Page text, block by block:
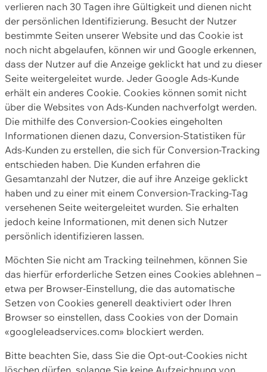
verlieren nach 30 Tagen ihre Gültigkeit und dienen nicht
der persönlichen Identifizierung. Besucht der Nutzer
bestimmte Seiten unserer Website und das Cookie ist
noch nicht abgelaufen, können wir und Google erkennen,
dass der Nutzer auf die Anzeige geklickt hat und zu dieser
Seite weitergeleitet wurde. Jeder Google Ads-Kunde
erhält ein anderes Cookie. Cookies können somit nicht
über die Websites von Ads-Kunden nachverfolgt werden.
Die mithilfe des Conversion-Cookies eingeholten
Informationen dienen dazu, Conversion-Statistiken für
Ads-Kunden zu erstellen, die sich für Conversion-Tracking
entschieden haben. Die Kunden erfahren die
Gesamtanzahl der Nutzer, die auf ihre Anzeige geklickt
haben und zu einer mit einem Conversion-Tracking-Tag
versehenen Seite weitergeleitet wurden. Sie erhalten
jedoch keine Informationen, mit denen sich Nutzer
persönlich identifizieren lassen.
Möchten Sie nicht am Tracking teilnehmen, können Sie
das hierfür erforderliche Setzen eines Cookies ablehnen –
etwa per Browser-Einstellung, die das automatische
Setzen von Cookies generell deaktiviert oder Ihren
Browser so einstellen, dass Cookies von der Domain
«googleleadservices.com» blockiert werden.
Bitte beachten Sie, dass Sie die Opt-out-Cookies nicht